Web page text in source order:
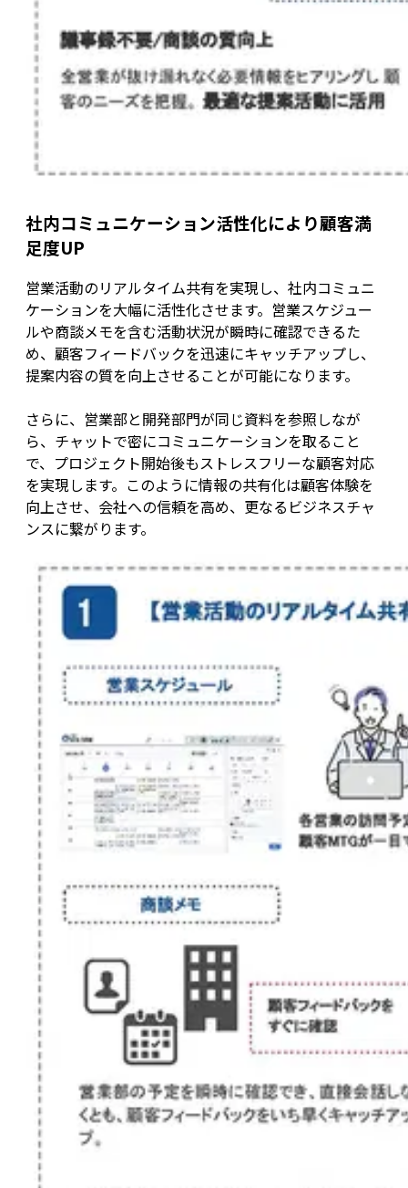
社内コミュニケーション活性化により顧客満
足度UP
営業活動のリアルタイム共有を実現し、社内コミュニ
ケーションを大幅に活性化させます。営業スケジュー
ルや商談メモを含む活動状況が瞬時に確認できるた
め、顧客フィードバックを迅速にキャッチアップし、
提案内容の質を向上させることが可能になります。
さらに、営業部と開発部門が同じ資料を参照しなが
ら、チャットで密にコミュニケーションを取ること
で、プロジェクト開始後もストレスフリーな顧客対応
を実現します。このように情報の共有化は顧客体験を
向上させ、会社への信頼を高め、更なるビジネスチャ
ンスに繋がります。